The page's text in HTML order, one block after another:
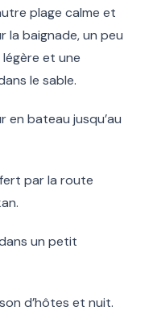
plage calme et
la baignade, un peu
et une
le sable.
en bateau jusqu’au
par la route
un petit
d’hôtes et nuit.